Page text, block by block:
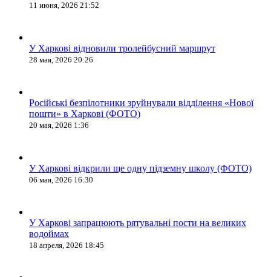
11 июня, 2026 21:52
У Харкові відновили тролейбусний маршрут
28 мая, 2026 20:26
Російські безпілотники зруйнували відділення «Нової
пошти» в Харкові (ФОТО)
20 мая, 2026 1:36
У Харкові відкрили ще одну підземну школу (ФОТО)
06 мая, 2026 16:30
У Харкові запрацюють рятувальні пости на великих
водоймах
18 апреля, 2026 18:45